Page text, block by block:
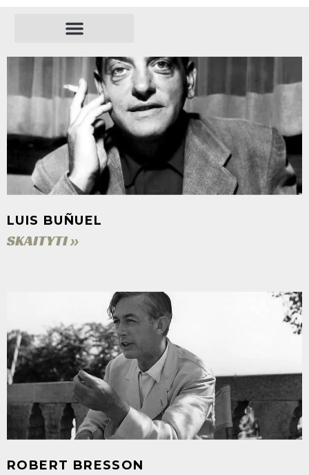
REŽISIERIAI
LUIS BUÑUEL
SKAITYTI »
ROBERT BRESSON